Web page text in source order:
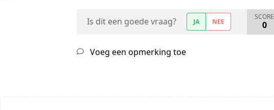
Is dit een goede vraag? JA NEE
SCORE
0
Voeg een opmerking toe